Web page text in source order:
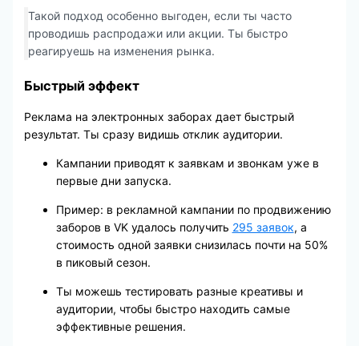
Такой подход особенно выгоден, если ты часто
проводишь распродажи или акции. Ты быстро
реагируешь на изменения рынка.
Быстрый эффект
Реклама на электронных заборах дает быстрый
результат. Ты сразу видишь отклик аудитории.
Кампании приводят к заявкам и звонкам уже в
первые дни запуска.
Пример: в рекламной кампании по продвижению
заборов в VK удалось получить 295 заявок, а
стоимость одной заявки снизилась почти на 50%
в пиковый сезон.
Ты можешь тестировать разные креативы и
аудитории, чтобы быстро находить самые
эффективные решения.